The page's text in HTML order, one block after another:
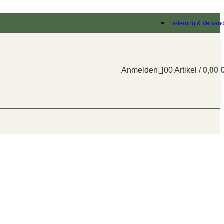
Lieferung &
Anmelden 00Artikel / 0,00